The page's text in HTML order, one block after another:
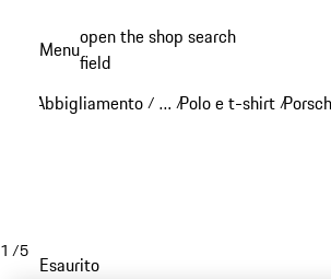
principale
Menuopen the shop search
field
Abbigliamento / …
Reveal collapsed
/Polo e t-shirt /
1 /5
Esaurito